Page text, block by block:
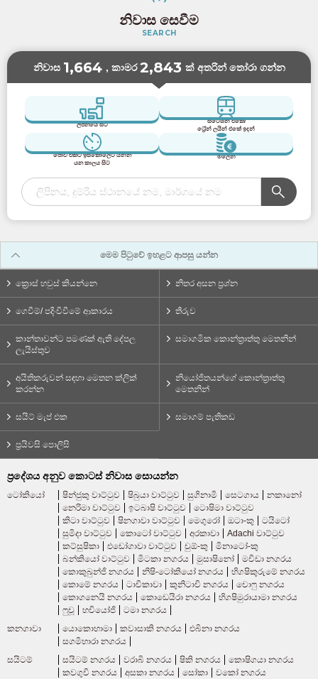
නිවාස සෙවීම
SEARCH
නිවාස 1,664 , කාමර 2,843 ක් අතරින් තෝරා ගන්න
ලිපිනයේ සිට
ස්ටේශන් එකේ/
ට්‍රේන් ලයින් එකේ ඉදන්
ජොව් එකට ඉස්කෝලෙට යන්න
යන කාලය සිට
මිලෙන්
මෙම පිටුවේ ඉහළට ආපසු යන්න
ක්‍රොස් හවුස් කියන්නෙ නිතර අසන ප්‍රශ්න
ගෙවීම්/ පදිංචිවීමේ ආකාරය තීරුව
කාන්තාවන්ට පමණක් ඇති දේපල
ලැයිස්තුව
සමාගමික කොන්ත්‍රාත්තු මෙතනින්
අයිතිකරුවන් සඳහා මෙතන ක්ලික්
කරන්න
නියෝජිතයන්ගේ කොන්ත්‍රාත්තු
මෙතනින්
සයිට් මැප් එක සමාගම් පැතිකඩ
ප්‍රයිවසි පොලිසි
ප්‍රදේශය අනුව කොටස් නිවාස සොයන්න
ටෝකියෝ ෂින්ජුකු වාට්ටුව ෂිබුයා වාට්ටුව සුගිනාමි සෙටගාය
නකානෝ
නෙරිමා වාට්ටුව
ඉටබාෂි වාට්ටුව
ටොෂිමා වාට්ටුව
කිටා වාට්ටුව
ෂිනගාවා වාට්ටුව මෙගුරෝ ඔටා-කු
ටයිටෝ
සුමිදා වාට්ටුව
කොටෝ වාට්ටුව අරකාවා
Adachi වාට්ටුව
කට්සුෂිකා
එඩෝගාවා වාට්ටුව චුඕ-කු
මිනාටෝ-කු
බන්කියෝ වාට්ටුව
මිටකා නගරය මුසාෂිනෝ
මචිඩා නගරය
කොකුබුන්ජි නගරය
නිෂි-ටෝකියෝ නගරය
හිගෂිකුරුමේ නගරය
කොමේ නගරය
ටාචිකාවා කුනිටාචි නගරය
චොෆු නගරය
කොගනෙයි නගරය
කොඩෙයිරා නගරය
හිගෂිමුරායාමා නගරය
ෆුචූ
හචියෝජි
ටමා නගරය
කනගාවා
යොකොහාමා කවාසාකි නගරය
එබිනා නගරය
සගමිහාරා නගරය
සයිටම්
සයිටම් නගරය වරාබි නගරය ෂිකි නගරය
කොෂිගයා නගරය
කවගුචි නගරය
අසකා නගරය සෝකා වකෝ නගරය